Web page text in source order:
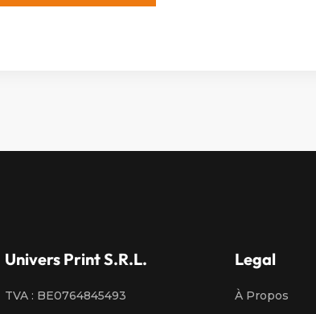
Univers Print S.R.L.
TVA : BE0764845493
Legal
À Propos